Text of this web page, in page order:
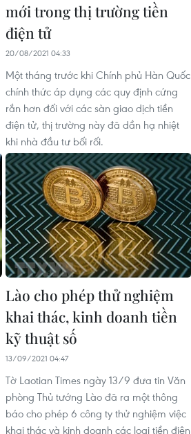
mới trong thị trường tiền
điện tử
20/08/2021 04:33
Một tháng trước khi Chính phủ Hàn Quốc
chính thức áp dụng các quy định cứng
rắn hơn đối với các sàn giao dịch tiền
điện tử, thị trường này đã dần hạ nhiệt
khi nhà đầu tư bối rối.
Lào cho phép thử nghiệm
khai thác, kinh doanh tiền
kỹ thuật số
13/09/2021 04:47
Tờ Laotian Times ngày 13/9 đưa tin Văn
phòng Thủ tướng Lào đã ra một thông
báo cho phép 6 công ty thử nghiệm việc
khai thác và kinh doanh các loại tiền điện